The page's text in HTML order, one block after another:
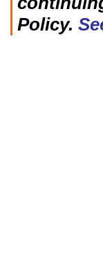
Policy.